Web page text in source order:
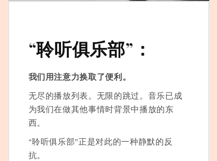
“聆听俱乐部”：
我们用注意力换取了便利。
无尽的播放列表。无限的跳过。音乐已成
为我们在做其他事情时背景中播放的东
西。
“聆听俱乐部”正是对此的一种静默的反
抗。